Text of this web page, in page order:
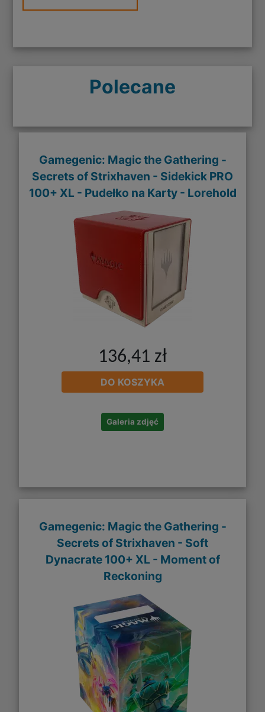
Polecane
Gamegenic: Magic the Gathering -
Secrets of Strixhaven - Sidekick PRO
100+ XL - Pudełko na Karty - Lorehold
136,41 zł
DO KOSZYKA
Galeria zdjęć
Gamegenic: Magic the Gathering -
Secrets of Strixhaven - Soft
Dynacrate 100+ XL - Moment of
Reckoning